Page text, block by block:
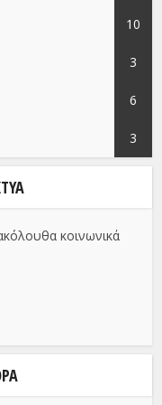
10
3
6
3
κοινωνικά